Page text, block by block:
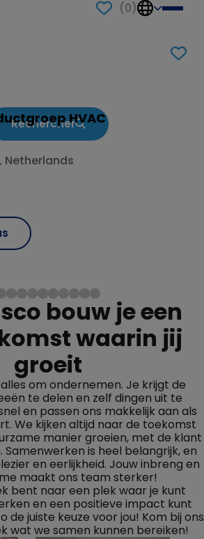
(0)
RechercherHVAC
Netherlands
bouw je een
waarin jij
groeit
om ondernemen. Je krijgt de
te delen en zelf dingen uit te
en passen ons makkelijk aan als
We kijken altijd naar de toekomst
manier groeien, met de klant
is heel belangrijk, en
en eerlijkheid. Jouw inbreng en
maakt ons team sterker!
bent naar een plek waar je kunt
en een positieve impact kunt
de juiste keuze voor jou! Kom bij ons
wat we samen kunnen bereiken!